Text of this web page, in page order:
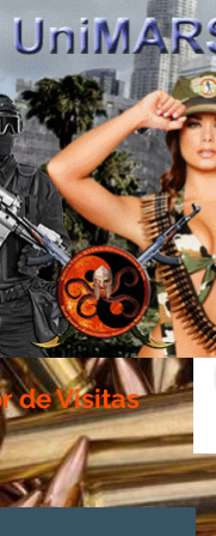
de Visitas